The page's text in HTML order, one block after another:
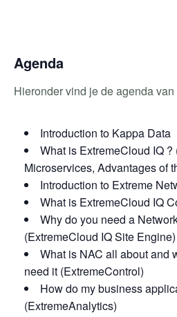
Agenda
Hieronder vind je de agenda van
Introduction to Kappa Data
What is ExtremeCloud IQ ?
Microservices, Advantages of
Introduction to Extreme
What is ExtremeCloud IQ
Why do you need a
(ExtremeCloud IQ Site Engine)
What is NAC all about and
need it (ExtremeControl)
How do my business
(ExtremeAnalytics)